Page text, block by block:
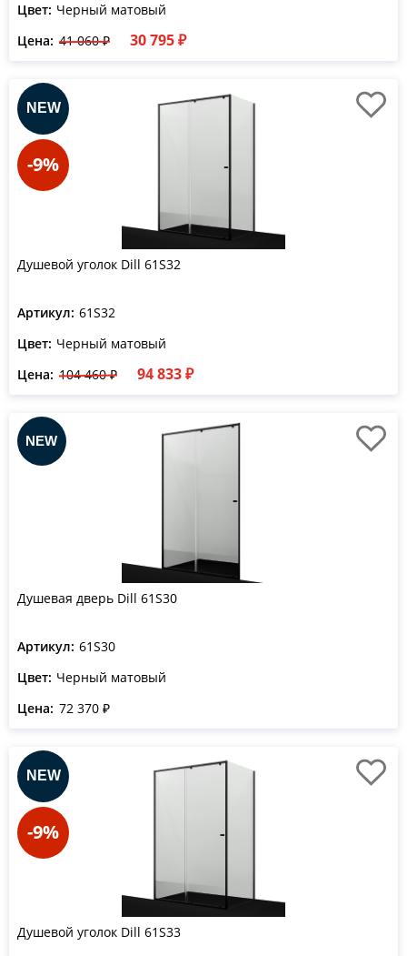
Цвет: Черный матовый
Цена: 41 060 ₽ 30 795 ₽
-9%
Душевой уголок Dill 61S32
Артикул: 61S32
Цвет: Черный матовый
Цена: 104 460 ₽ 94 833 ₽
Душевая дверь Dill 61S30
Артикул: 61S30
Цвет: Черный матовый
Цена: 72 370 ₽
-9%
Душевой уголок Dill 61S33